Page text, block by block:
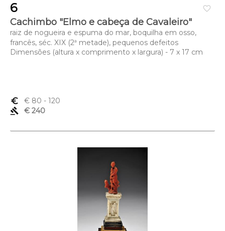
favorite_border
6
Cachimbo "Elmo e cabeça de Cavaleiro"
raiz de nogueira e espuma do mar, boquilha em osso,
francês, séc. XIX (2ª metade), pequenos defeitos
Dimensões (altura x comprimento x largura) - 7 x 17 cm
euro_symbol € 80 - 120
gavel
€ 240